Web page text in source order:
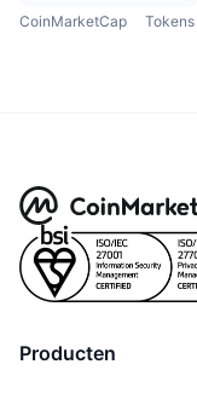
CoinMarketCap Tokens
Producten